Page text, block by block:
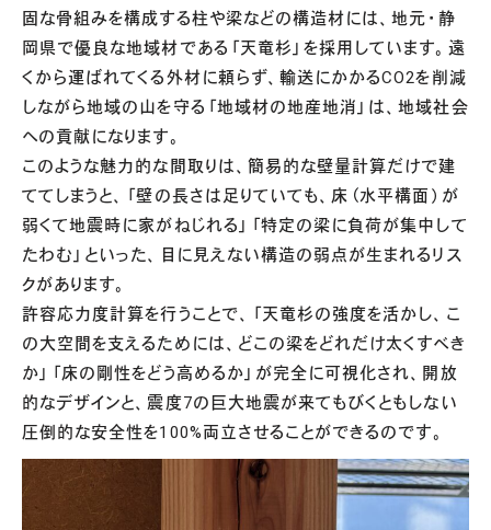
固な骨組みを構成する柱や梁などの構造材には、地元・静
岡県で優良な地域材である「天竜杉」を採用しています。遠
くから運ばれてくる外材に頼らず、輸送にかかるCO2を削減
しながら地域の山を守る「地域材の地産地消」は、地域社会
への貢献になります。
このような魅力的な間取りは、簡易的な壁量計算だけで建
ててしまうと、「壁の長さは足りていても、床（水平構面）が
弱くて地震時に家がねじれる」「特定の梁に負荷が集中して
たわむ」といった、目に見えない構造の弱点が生まれるリス
クがあります。
許容応力度計算を行うことで、「天竜杉の強度を活かし、こ
の大空間を支えるためには、どこの梁をどれだけ太くすべき
か」「床の剛性をどう高めるか」が完全に可視化され、開放
的なデザインと、震度7の巨大地震が来てもびくともしない
圧倒的な安全性を100%両立させることができるのです。